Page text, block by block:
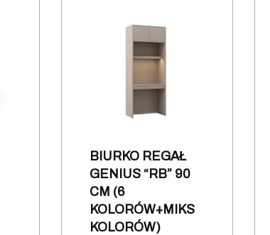
BIURKO REGAŁ
GENIUS “RB” 90
CM (6
KOLORÓW+MIKS
KOLORÓW)